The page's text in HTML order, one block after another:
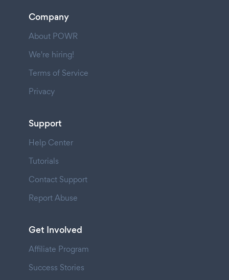
Company
About POWR
We're hiring!
Terms of Service
Privacy
Support
Help Center
Tutorials
Contact Support
Report Abuse
Get Involved
Affiliate Program
Success Stories